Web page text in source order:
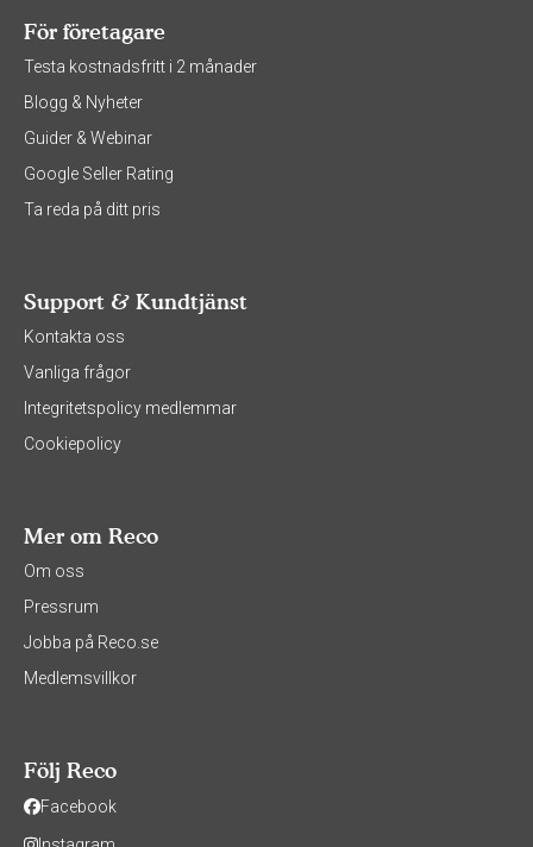
För företagare
Testa kostnadsfritt i 2 månader
Blogg & Nyheter
Guider & Webinar
Google Seller Rating
Ta reda på ditt pris
Support & Kundtjänst
Kontakta oss
Vanliga frågor
Integritetspolicy medlemmar
Cookiepolicy
Mer om Reco
Om oss
Pressrum
Jobba på Reco.se
Medlemsvillkor
Följ Reco
Facebook